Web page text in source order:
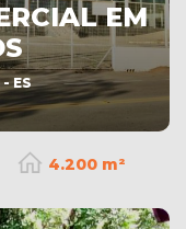
EM
ES
4.200 m²